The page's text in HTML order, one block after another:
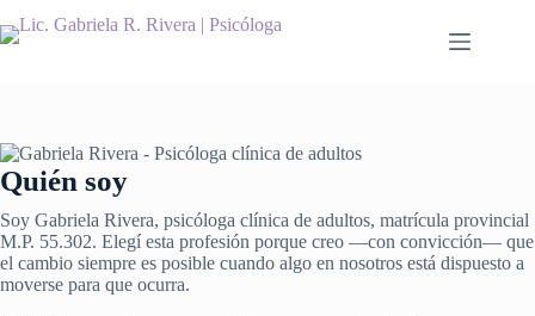
al
Quién soy
Soy Gabriela Rivera, psicóloga clínica de adultos, matrícula provincial
M.P. 55.302. Elegí esta profesión porque creo —con convicción— que
el cambio siempre es posible cuando algo en nosotros está dispuesto a
moverse para que ocurra.